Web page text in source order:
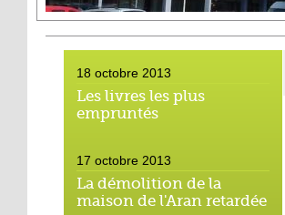
18 octobre 2013
Les livres les plus
empruntés
17 octobre 2013
La démolition de la
maison de l'Aran retardée